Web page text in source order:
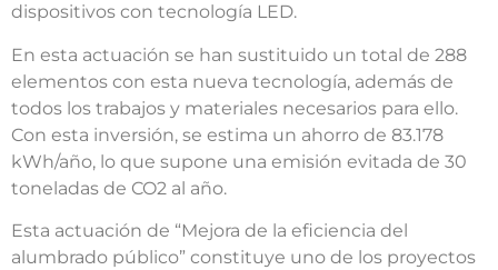
dispositivos con tecnología LED.
En esta actuación se han sustituido un total de 288
elementos con esta nueva tecnología, además de
todos los trabajos y materiales necesarios para ello.
Con esta inversión, se estima un ahorro de 83.178
kWh/año, lo que supone una emisión evitada de 30
toneladas de CO2 al año.
Esta actuación de “Mejora de la eficiencia del
alumbrado público” constituye uno de los proyectos